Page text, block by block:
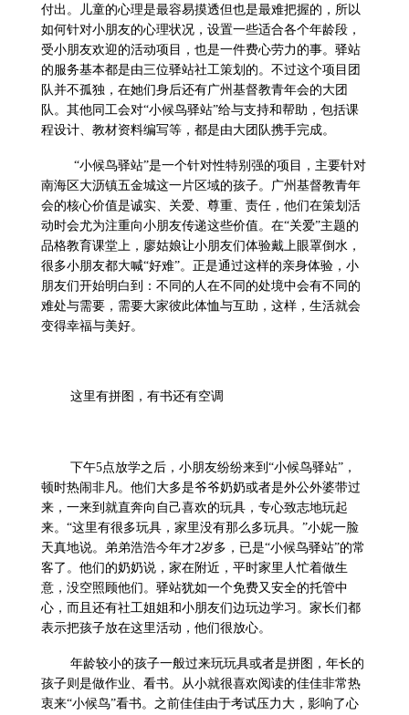
付出。儿童的心理是最容易摸透但也是最难把握的，所以
如何针对小朋友的心理状况，设置一些适合各个年龄段，
受小朋友欢迎的活动项目，也是一件费心劳力的事。驿站
的服务基本都是由三位驿站社工策划的。不过这个项目团
队并不孤独，在她们身后还有广州基督教青年会的大团
队。其他同工会对“小候鸟驿站”给与支持和帮助，包括课
程设计、教材资料编写等，都是由大团队携手完成。
“小候鸟驿站”是一个针对性特别强的项目，主要针对
南海区大沥镇五金城这一片区域的孩子。广州基督教青年
会的核心价值是诚实、关爱、尊重、责任，他们在策划活
动时会尤为注重向小朋友传递这些价值。在“关爱”主题的
品格教育课堂上，廖姑娘让小朋友们体验戴上眼罩倒水，
很多小朋友都大喊“好难”。正是通过这样的亲身体验，小
朋友们开始明白到：不同的人在不同的处境中会有不同的
难处与需要，需要大家彼此体恤与互助，这样，生活就会
变得幸福与美好。
这里有拼图，有书还有空调
下午5点放学之后，小朋友纷纷来到“小候鸟驿站”，
顿时热闹非凡。他们大多是爷爷奶奶或者是外公外婆带过
来，一来到就直奔向自己喜欢的玩具，专心致志地玩起
来。“这里有很多玩具，家里没有那么多玩具。”小妮一脸
天真地说。弟弟浩浩今年才2岁多，已是“小候鸟驿站”的常
客了。他们的奶奶说，家在附近，平时家里人忙着做生
意，没空照顾他们。驿站犹如一个免费又安全的托管中
心，而且还有社工姐姐和小朋友们边玩边学习。家长们都
表示把孩子放在这里活动，他们很放心。
年龄较小的孩子一般过来玩玩具或者是拼图，年长的
孩子则是做作业、看书。从小就很喜欢阅读的佳佳非常热
衷来“小候鸟”看书。之前佳佳由于考试压力大，影响了心